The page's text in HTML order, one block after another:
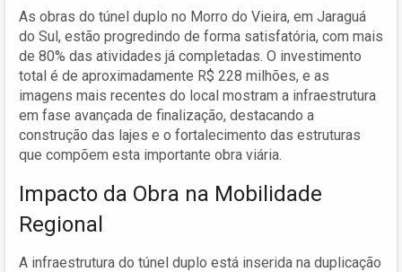
As obras do túnel duplo no Morro do Vieira, em Jaraguá
do Sul, estão progredindo de forma satisfatória, com mais
de 80% das atividades já completadas. O investimento
total é de aproximadamente R$ 228 milhões, e as
imagens mais recentes do local mostram a infraestrutura
em fase avançada de finalização, destacando a
construção das lajes e o fortalecimento das estruturas
que compõem esta importante obra viária.
Impacto da Obra na Mobilidade
Regional
A infraestrutura do túnel duplo está inserida na duplicação